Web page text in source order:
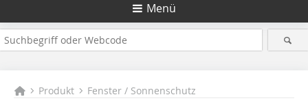
Menü
Produkt Fenster / Sonnenschutz